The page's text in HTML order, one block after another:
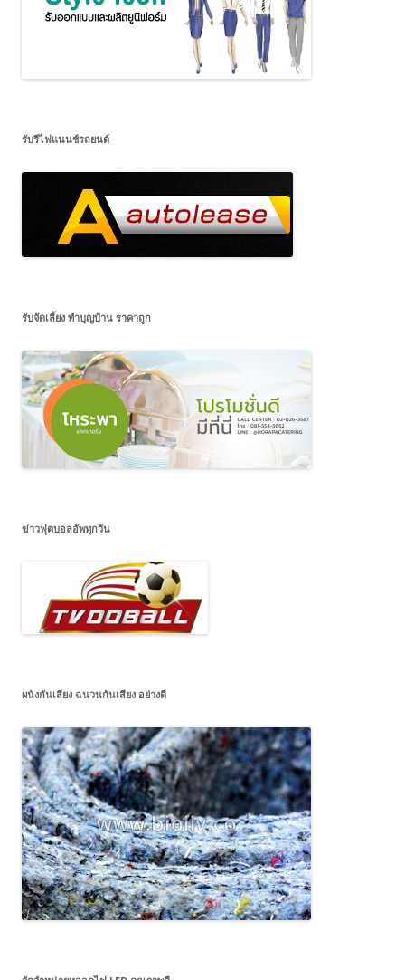
รับรีไฟแนนซ์รถยนต์
รับจัดเลี้ยง ทำบุญบ้าน ราคาถูก
ข่าวฟุตบอลอัพทุกวัน
ผนังกันเสียง ฉนวนกันเสียง อย่างดี